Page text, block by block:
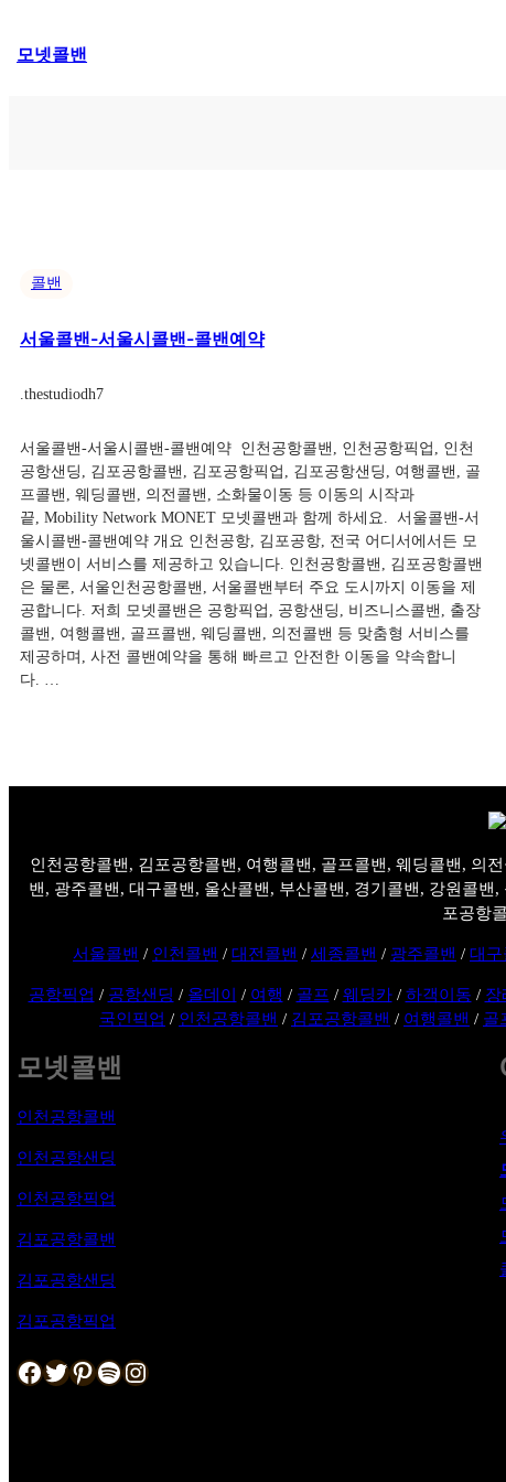
텐
모넷콜밴
콜밴
서울콜밴-서울시콜밴-콜밴예약
thestudiodh7
서울콜밴-서울시콜밴-콜밴예약 ​ 인천공항콜밴, 인천공항픽업, 인천
공항샌딩, 김포공항콜밴, 김포공항픽업, 김포공항샌딩, 여행콜밴, 골
프콜밴, 웨딩콜밴, 의전콜밴, 소화물이동 등 이동의 시작과
끝, Mobility Network MONET 모넷콜밴과 함께 하세요. ​ 서울콜밴-서
울시콜밴-콜밴예약 개요 ​인천공항, 김포공항, 전국 어디서에서든 모
넷콜밴이 서비스를 제공하고 있습니다. 인천공항콜밴, 김포공항콜밴
은 물론, 서울인천공항콜밴, 서울콜밴부터 주요 도시까지 이동을 제
공합니다. 저희 모넷콜밴은 공항픽업, 공항샌딩, 비즈니스콜밴, 출장
콜밴, 여행콜밴, 골프콜밴, 웨딩콜밴, 의전콜밴 등 맞춤형 서비스를
제공하며, 사전 콜밴예약을 통해 빠르고 안전한 이동을 약속합니
다. …
인천공항콜밴, 김포공항콜밴, 여행콜밴, 골프콜밴, 웨딩콜밴, 의
밴, 광주콜밴, 대구콜밴, 울산콜밴, 부산콜밴, 경기콜밴, 강원콜
포공항
서울콜밴 / 인천콜밴 / 대전콜밴 / 세종콜밴 / 광주콜밴 / 대구
공항픽업 / 공항샌딩 / 올데이 / 여행 / 골프 / 웨딩카/ 하객이동 / 장
국인픽업 / 인천공항콜밴 / 김포공항콜밴 / 여행콜밴 / 골
모넷콜밴
인천공항콜밴
인천공항샌딩
인천공항픽업
김포공항콜밴
김포공항샌딩
김포공항픽업
Facebook Twitter Pinterest Spotify Instagram